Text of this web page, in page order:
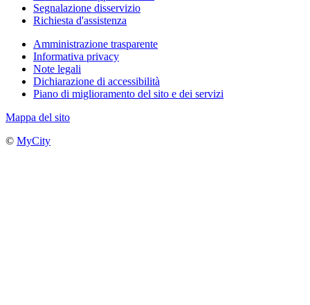
Segnalazione disservizio
Richiesta d'assistenza
Amministrazione trasparente
Informativa privacy
Note legali
Dichiarazione di accessibilità
Piano di miglioramento del sito e dei servizi
Mappa del sito
© MyCity